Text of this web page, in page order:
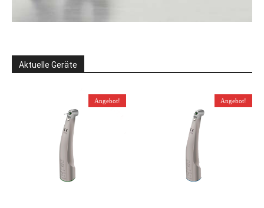
Aktuelle Geräte
Angebot! Angebot!